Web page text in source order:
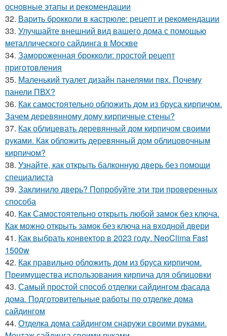
основные этапы и рекомендации
32. Варить брокколи в кастрюле: рецепт и рекомендации
33. Улучшайте внешний вид вашего дома с помощью
металлического сайдинга в Москве
34. Замороженная брокколи: простой рецепт
приготовления
35. Маленький туалет дизайн панелями пвх. Почему
панели ПВХ?
36. Как самостоятельно обложить дом из бруса кирпичом.
Зачем деревянному дому кирпичные стены?
37. Как облицевать деревянный дом кирпичом своими
руками. Как обложить деревянный дом облицовочным
кирпичом?
38. Узнайте, как открыть балконную дверь без помощи
специалиста
39. Заклинило дверь? Попробуйте эти три проверенных
способа
40. Как Самостоятельно открыть любой замок без ключа.
Как можно открыть замок без ключа на входной двери
41. Как выбрать конвектор в 2023 году. NeoClima Fast
1500w
42. Как правильно обложить дом из бруса кирпичом.
Преимущества использования кирпича для облицовки
43. Самый простой способ отделки сайдингом фасада
дома. Подготовительные работы по отделке дома
сайдингом
44. Отделка дома сайдингом снаружи своими руками.